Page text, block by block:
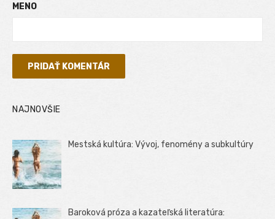
MENO
NAJNOVŠIE
Mestská kultúra: Vývoj, fenomény a subkultúry
Baroková próza a kazateľská literatúra: